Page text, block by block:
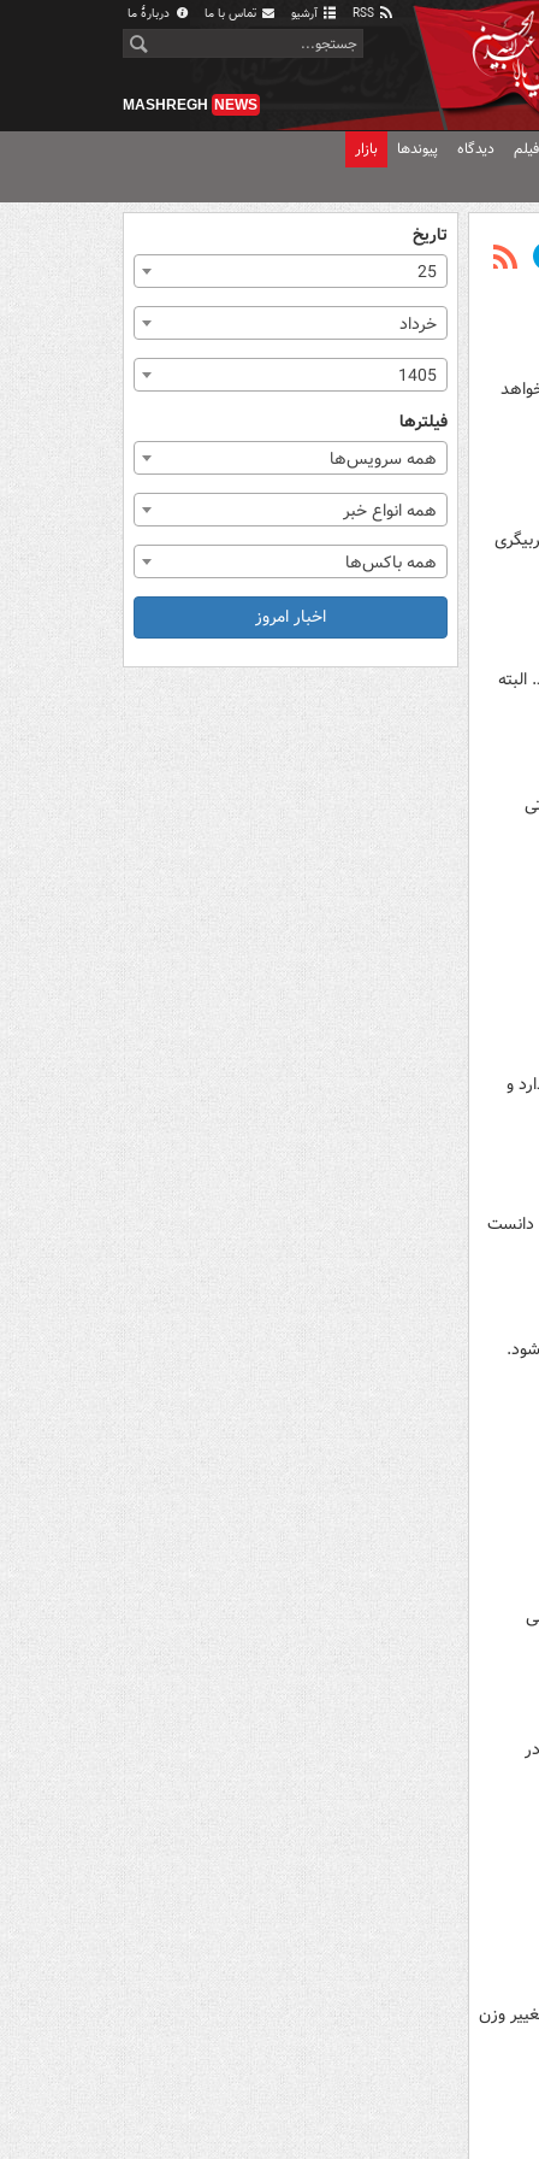
آرشیو تماس با ما دربارهٔ ما
MASHREGH NEWS
دیدگاه پیوندها بازار
و
سعدالله‌یف دانست
تصمیمی برای تغییر وزن
تاریخ
25
خرداد
1405
فیلترها
همه سرویس‌ها
همه انواع خبر
همه باکس‌ها
اخبار امروز